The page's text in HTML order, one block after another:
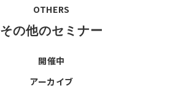
OTHERS
その他のセミナー
開催中
アーカイブ